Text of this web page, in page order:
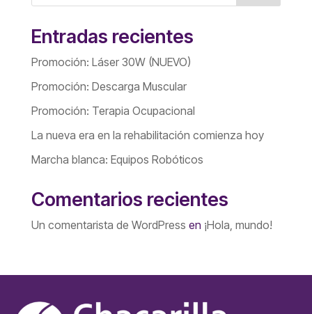
Entradas recientes
Promoción: Láser 30W (NUEVO)
Promoción: Descarga Muscular
Promoción: Terapia Ocupacional
La nueva era en la rehabilitación comienza hoy
Marcha blanca: Equipos Robóticos
Comentarios recientes
Un comentarista de WordPress en ¡Hola, mundo!